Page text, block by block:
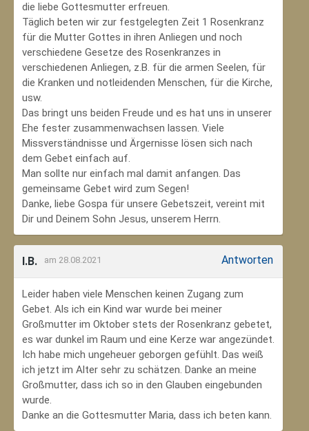
die liebe Gottesmutter erfreuen.
Täglich beten wir zur festgelegten Zeit 1 Rosenkranz
für die Mutter Gottes in ihren Anliegen und noch
verschiedene Gesetze des Rosenkranzes in
verschiedenen Anliegen, z.B. für die armen Seelen, für
die Kranken und notleidenden Menschen, für die Kirche,
usw.
Das bringt uns beiden Freude und es hat uns in unserer
Ehe fester zusammenwachsen lassen. Viele
Missverständnisse und Ärgernisse lösen sich nach
dem Gebet einfach auf.
Man sollte nur einfach mal damit anfangen. Das
gemeinsame Gebet wird zum Segen!
Danke, liebe Gospa für unsere Gebetszeit, vereint mit
Dir und Deinem Sohn Jesus, unserem Herrn.
I.B. am 28.08.2021 Antworten
Leider haben viele Menschen keinen Zugang zum
Gebet. Als ich ein Kind war wurde bei meiner
Großmutter im Oktober stets der Rosenkranz gebetet,
es war dunkel im Raum und eine Kerze war angezündet.
Ich habe mich ungeheuer geborgen gefühlt. Das weiß
ich jetzt im Alter sehr zu schätzen. Danke an meine
Großmutter, dass ich so in den Glauben eingebunden
wurde.
Danke an die Gottesmutter Maria, dass ich beten kann.